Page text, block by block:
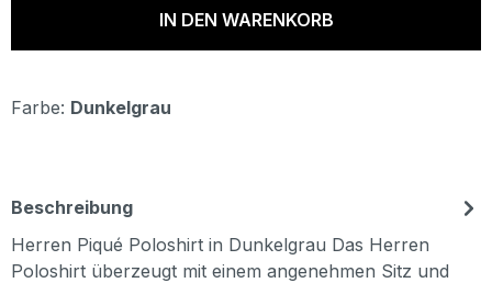
IN DEN WARENKORB
Farbe: Dunkelgrau
Beschreibung
Herren Piqué Poloshirt in Dunkelgrau Das Herren
Poloshirt überzeugt mit einem angenehmen Sitz und